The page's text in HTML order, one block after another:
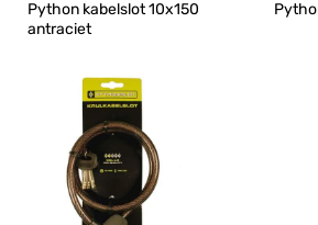
Python kabelslot 10x150
antraciet